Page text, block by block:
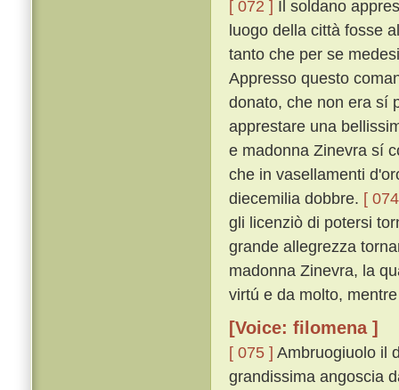
[ 072 ] Il soldano
luogo della città fosse
tanto che per se
Appresso questo
donato, che non era sí
apprestare una
e madonna Zinevra sí
che in vasellamenti
diecemilia dobbre. [
gli licenziò di potersi
grande allegrezza
madonna Zinevra, la
virtú e da molto,
[Voice: filomena ]
[ 075 ] Ambruogiuolo il
grandissima angoscia